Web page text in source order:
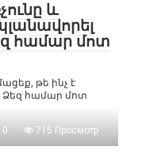
և
համար մոտ
թե ինչ է
համար մոտ
0 715 Просмотр